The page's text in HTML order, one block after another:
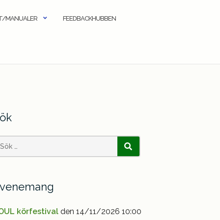
MANUALER FEEDBACKHUBBEN
SÖK
körfestival den 14/11/2026 10:00